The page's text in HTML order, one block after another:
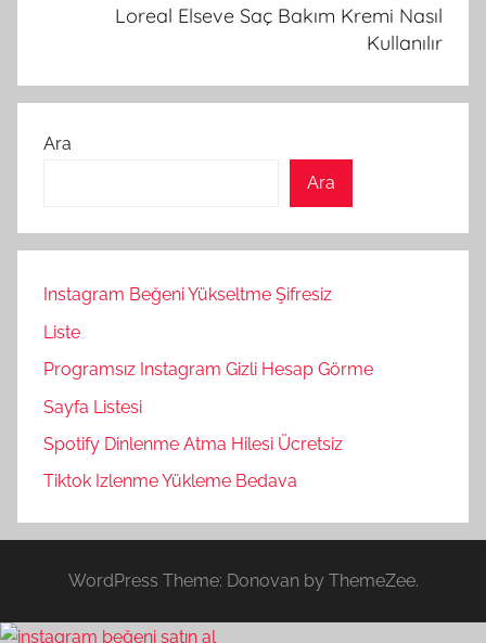
Loreal Elseve Saç Bakım Kremi Nasıl
Kullanılır
Ara
Ara
Instagram Beğeni Yükseltme Şifresiz
Liste
Programsız Instagram Gizli Hesap Görme
Sayfa Listesi
Spotify Dinlenme Atma Hilesi Ücretsiz
Tiktok Izlenme Yükleme Bedava
WordPress Theme: Donovan by ThemeZee.